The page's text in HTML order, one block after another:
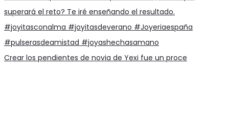
Crear los pendientes de novia de Yexi fue un proce